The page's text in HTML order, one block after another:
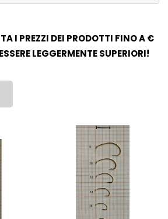
I PREZZI DEI PRODOTTI FINO A €
LEGGERMENTE SUPERIORI!